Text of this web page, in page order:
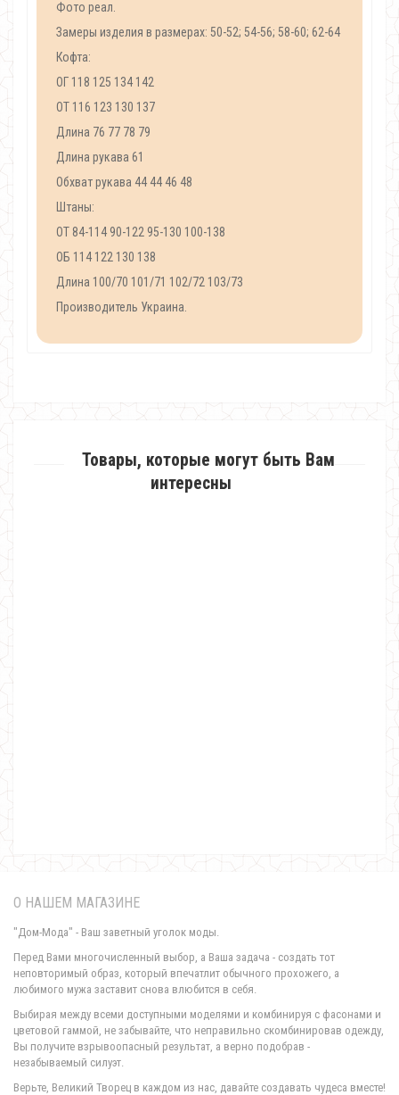
Фото реал.
Замеры изделия в размерах: 50-52; 54-56; 58-60; 62-64
Кофта:
ОГ 118 125 134 142
ОТ 116 123 130 137
Длина 76 77 78 79
Длина рукава 61
Обхват рукава 44 44 46 48
Штаны:
ОТ 84-114 90-122 95-130 100-138
ОБ 114 122 130 138
Длина 100/70 101/71 102/72 103/73
Производитель Украина.
Товары, которые могут быть Вам
интересны
730.00грн.
О НАШЕМ МАГАЗИНЕ
"Дом-Мода" - Ваш заветный уголок моды.
Перед Вами многочисленный выбор, а Ваша задача - создать тот
неповторимый образ, который впечатлит обычного прохожего, а
любимого мужа заставит снова влюбится в себя.
Выбирая между всеми доступными моделями и комбинируя с фасонами и
цветовой гаммой, не забывайте, что неправильно скомбинировав одежду,
Вы получите взрывоопасный результат, а верно подобрав -
незабываемый силуэт.
Верьте, Великий Творец в каждом из нас, давайте создавать чудеса вместе!